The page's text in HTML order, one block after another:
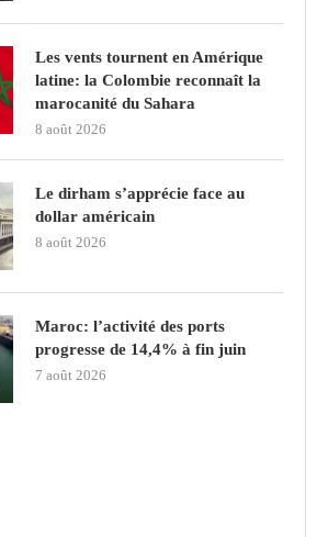
Les vents tournent en Amérique
latine: la Colombie reconnaît la
marocanité du Sahara
8 août 2026
Le dirham s’apprécie face au
dollar américain
8 août 2026
Maroc: l’activité des ports
progresse de 14,4% à fin juin
7 août 2026